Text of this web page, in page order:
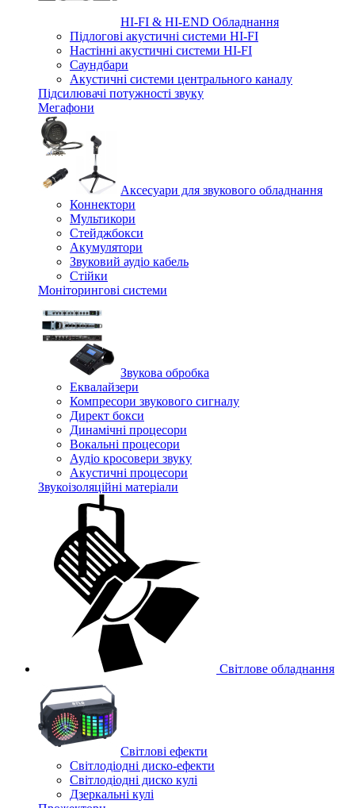
HI-FI & HI-END Обладнання
Підлогові акустичні системи HI-FI
Настінні акустичні системи HI-FI
Саундбари
Акустичні системи центрального каналу
Підсилювачі потужності звуку
Мегафони
Аксесуари для звукового обладнання
Коннектори
Мультикори
Стейджбокси
Акумулятори
Звуковий аудіо кабель
Стійки
Моніторингові системи
Звукова обробка
Еквалайзери
Компресори звукового сигналу
Директ бокси
Динамічні процесори
Вокальні процесори
Аудіо кросовери звуку
Акустичні процесори
Звукоізоляційні матеріали
Світлове обладнання
Cвітлові ефекти
Світлодіодні диско-ефекти
Світлодіодні диско кулі
Дзеркальні кулі